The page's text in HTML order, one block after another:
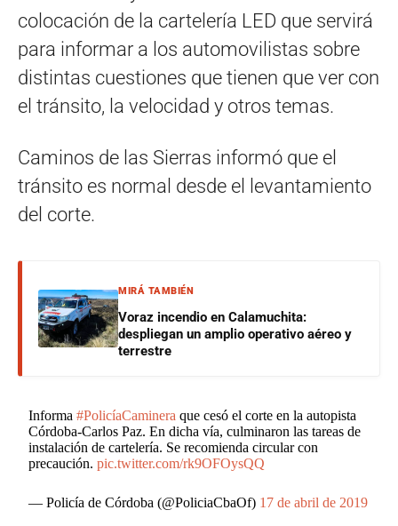
colocación de la cartelería LED que servirá
para informar a los automovilistas sobre
distintas cuestiones que tienen que ver con
el tránsito, la velocidad y otros temas.
Caminos de las Sierras informó que el
tránsito es normal desde el levantamiento
del corte.
MIRÁ TAMBIÉN
Voraz incendio en Calamuchita:
despliegan un amplio operativo aéreo y
terrestre
Informa#PolicíaCaminera que cesó el corte en la autopista
Córdoba-Carlos Paz. En dicha vía, culminaron las tareas de
instalación de cartelería. Se recomienda circular con
precaución.pic.twitter.com/rk9OFOysQQ
— Policía de Córdoba (@PoliciaCbaOf) 17 de abril de 2019